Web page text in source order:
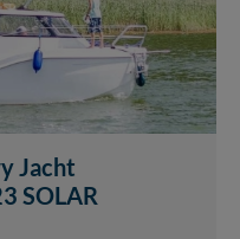
Jacht
SOLAR